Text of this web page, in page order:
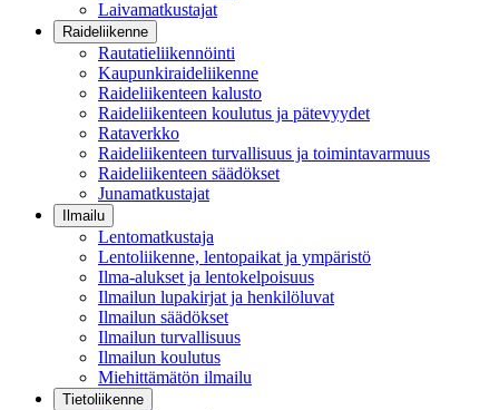
Laivamatkustajat
Raideliikenne
Rautatieliikennöinti
Kaupunkiraideliikenne
Raideliikenteen kalusto
Raideliikenteen koulutus ja pätevyydet
Rataverkko
Raideliikenteen turvallisuus ja toimintavarmuus
Raideliikenteen säädökset
Junamatkustajat
Ilmailu
Lentomatkustaja
Lentoliikenne, lentopaikat ja ympäristö
Ilma-alukset ja lentokelpoisuus
Ilmailun lupakirjat ja henkilöluvat
Ilmailun säädökset
Ilmailun turvallisuus
Ilmailun koulutus
Miehittämätön ilmailu
Tietoliikenne